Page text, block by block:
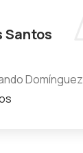
Santos
Domínguez